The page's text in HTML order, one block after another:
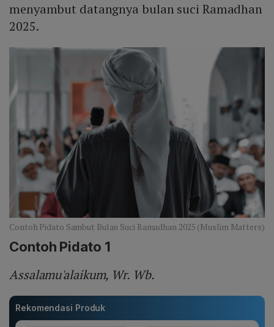
menyambut datangnya bulan suci Ramadhan
2025.
Contoh Pidato Sambut Bulan Suci Ramadhan 2025 (Muslim Matters)
Contoh Pidato 1
Assalamu'alaikum, Wr. Wb.
Rekomendasi Produk